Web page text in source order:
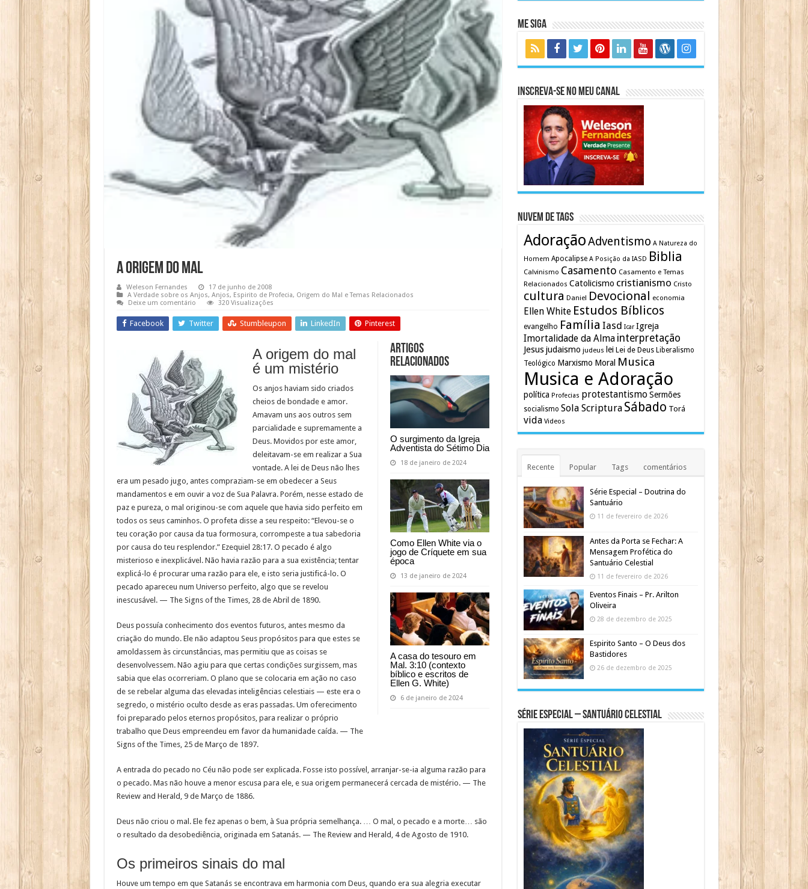
A Origem do Mal
Weleson Fernandes
17 de junho de 2008
A Verdade sobre os Anjos, Anjos, Espirito de Profecia, Origem do Mal e Temas Relacionados
Deixe um comentário
320 Visualizações
Facebook Twitter Stumbleupon LinkedIn Pinterest
Artigos
relacionados
O surgimento da Igreja
Adventista do Sétimo Dia
18 de janeiro de 2024
Como Ellen White via o
jogo de Críquete em sua
época
13 de janeiro de 2024
A casa do tesouro em
Mal. 3:10 (contexto
bíblico e escritos de
Ellen G. White)
6 de janeiro de 2024
A origem do mal
é um mistério
Os anjos haviam sido criados
cheios de bondade e amor.
Amavam uns aos outros sem
parcialidade e supremamente a
Deus. Movidos por este amor,
deleitavam-se em realizar a Sua
vontade. A lei de Deus não lhes
era um pesado jugo, antes compraziam-se em obedecer a Seus
mandamentos e em ouvir a voz de Sua Palavra. Porém, nesse estado de
paz e pureza, o mal originou-se com aquele que havia sido perfeito em
todos os seus caminhos. O profeta disse a seu respeito: “Elevou-se o
teu coração por causa da tua formosura, corrompeste a tua sabedoria
por causa do teu resplendor.” Ezequiel 28:17. O pecado é algo
misterioso e inexplicável. Não havia razão para a sua existência; tentar
explicá-lo é procurar uma razão para ele, e isto seria justificá-lo. O
pecado apareceu num Universo perfeito, algo que se revelou
inescusável. — The Signs of the Times, 28 de Abril de 1890.
Deus possuía conhecimento dos eventos futuros, antes mesmo da
criação do mundo. Ele não adaptou Seus propósitos para que estes se
amoldassem às circunstâncias, mas permitiu que as coisas se
desenvolvessem. Não agiu para que certas condições surgissem, mas
sabia que elas ocorreriam. O plano que se colocaria em ação no caso
de se rebelar alguma das elevadas inteligências celestiais — este era o
segredo, o mistério oculto desde as eras passadas. Um oferecimento
foi preparado pelos eternos propósitos, para realizar o próprio
trabalho que Deus empreendeu em favor da humanidade caída. — The
Signs of the Times, 25 de Março de 1897.
A entrada do pecado no Céu não pode ser explicada. Fosse isto possível, arranjar-se-ia alguma razão para
o pecado. Mas não houve a menor escusa para ele, e sua origem permanecerá cercada de mistério. — The
Review and Herald, 9 de Março de 1886.
Deus não criou o mal. Ele fez apenas o bem, à Sua própria semelhança. … O mal, o pecado e a morte… são
o resultado da desobediência, originada em Satanás. — The Review and Herald, 4 de Agosto de 1910.
Os primeiros sinais do mal
Houve um tempo em que Satanás se encontrava em harmonia com Deus, quando era sua alegria executar
Me Siga
Inscreva-se no meu canal
Nuvem de Tags
AdoraçãoAdventismo A Natureza do
Homem Apocalipse A Posição da IASD Biblia
Calvinismo Casamento Casamento e Temas
Relacionados Catolicismo cristianismo Cristo
cultura Daniel Devocional economia
Ellen White Estudos Bíblicos
evangelho Família Iasd Icar Igreja
Imortalidade da Alma interpretação
Jesus judaismo judeus lei Lei de Deus Liberalismo
Teológico Marxismo Moral Musica
Musica e Adoração
política Profecias protestantismo Sermões
socialismo Sola Scriptura Sábado Torá
vida Videos
Recente Popular Tags comentários
Série Especial – Doutrina do
Santuário
11 de fevereiro de 2026
Antes da Porta se Fechar: A
Mensagem Profética do
Santuário Celestial
11 de fevereiro de 2026
Eventos Finais – Pr. Arilton
Oliveira
28 de dezembro de 2025
Espirito Santo – O Deus dos
Bastidores
26 de dezembro de 2025
Série Especial – Santuário Celestial